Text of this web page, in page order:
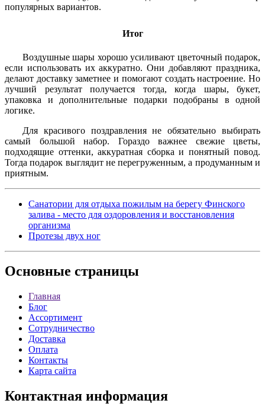
популярных вариантов.
Итог
Воздушные шары хорошо усиливают цветочный подарок,
если использовать их аккуратно. Они добавляют праздника,
делают доставку заметнее и помогают создать настроение. Но
лучший результат получается тогда, когда шары, букет,
упаковка и дополнительные подарки подобраны в одной
логике.
Для красивого поздравления не обязательно выбирать
самый большой набор. Гораздо важнее свежие цветы,
подходящие оттенки, аккуратная сборка и понятный повод.
Тогда подарок выглядит не перегруженным, а продуманным и
приятным.
Санатории для отдыха пожилым на берегу Финского
залива - место для оздоровления и восстановления
организма
Протезы двух ног
Основные страницы
Главная
Блог
Ассортимент
Сотрудничество
Доставка
Оплата
Контакты
Карта сайта
Контактная информация